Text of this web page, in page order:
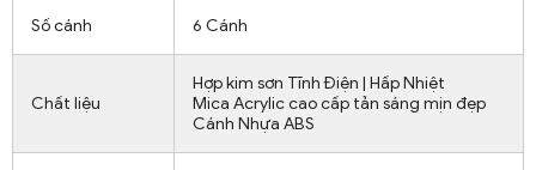
Số cánh 6 Cánh
Chất liệu
Hợp kim sơn Tĩnh Điện | Hấp Nhiệt
Mica Acrylic cao cấp tản sáng mịn đẹp
Cánh Nhựa ABS